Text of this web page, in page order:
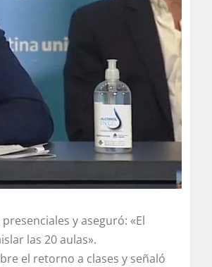
y aseguró: «El
las 20 aulas».
el retorno a clases y señaló